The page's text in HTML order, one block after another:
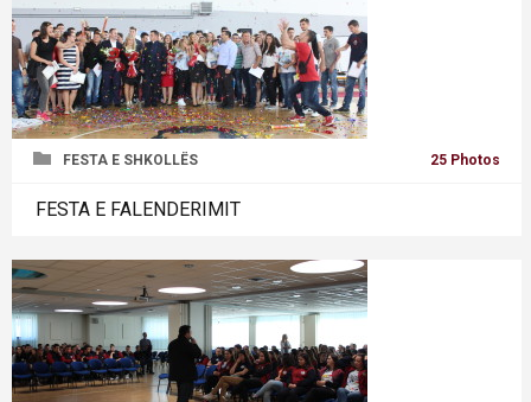
FESTA E SHKOLLËS 25 Photos
FESTA E FALENDERIMIT